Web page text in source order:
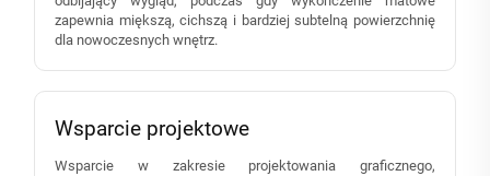
zapewnia miększą, cichszą i bardziej subtelną powierzchnię
dla nowoczesnych wnętrz.
Wsparcie projektowe
Wsparcie w zakresie projektowania graficznego,